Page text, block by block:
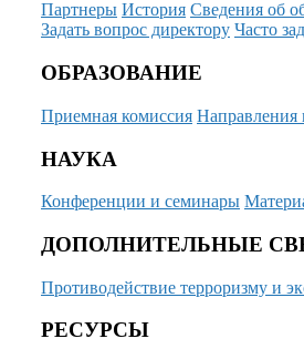
Партнеры История Сведения об
Задать вопрос директору Часто
ОБРАЗОВАНИЕ
Приемная комиссия Направления
НАУКА
Конференции и семинары
ДОПОЛНИТЕЛЬНЫЕ
Противодействие терроризму и
РЕСУРСЫ